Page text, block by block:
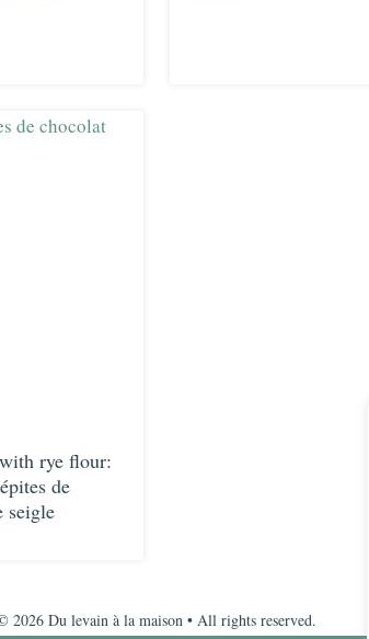
rye flour:
de
seigle
2026 Du levain à la maison • All rights reserved.